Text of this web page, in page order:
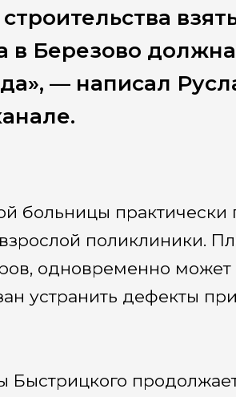
в Березово
— написал
больницы практически
поликлиники.
одновременно
устранить дефекты